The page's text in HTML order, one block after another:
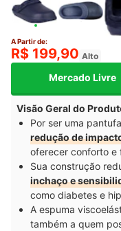
A Partir de:
R$ 199,90 Alto
Mercado Livre
Visão Geral do
Por ser uma
redução de
oferecer conforto e
Sua construção
inchaço e
como diabetes e
A espuma
também a quem